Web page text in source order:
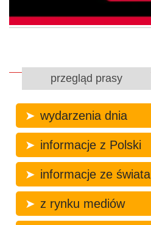
przegląd prasy
wydarzenia dnia
informacje z Polski
informacje ze świata
z rynku mediów